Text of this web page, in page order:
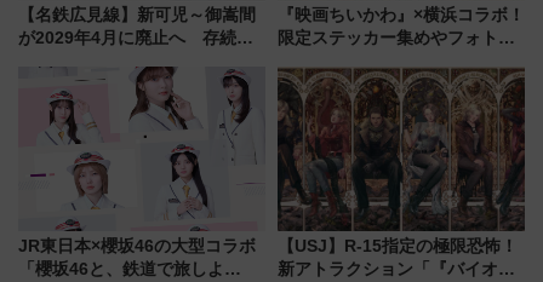
【名鉄広見線】新可児～御嵩間
が2029年4月に廃止へ 存続協
『映画ちいかわ』×横浜コラボ！
限定ステッカー集めやフォトス
いを満喫しよう（花火鑑賞会応
募は7/12まで！）
JR東日本×櫻坂46の大型コラボ
「櫻坂46と、鉄道で旅しよ
【USJ】R-15指定の極限恐怖！
新アトラクション「『バイオハ